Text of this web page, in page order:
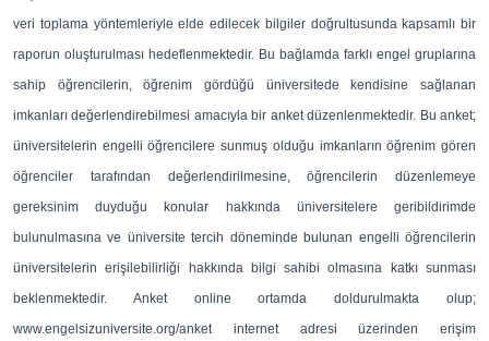
veri toplama yöntemleriyle elde edilecek bilgiler doğrultusunda kapsamlı bir
raporun oluşturulması hedeflenmektedir. Bu bağlamda farklı engel gruplarına
sahip öğrencilerin, öğrenim gördüğü üniversitede kendisine sağlanan
imkanları değerlendirebilmesi amacıyla bir anket düzenlenmektedir. Bu anket;
üniversitelerin engelli öğrencilere sunmuş olduğu imkanların öğrenim gören
öğrenciler tarafından değerlendirilmesine, öğrencilerin düzenlemeye
gereksinim duyduğu konular hakkında üniversitelere geribildirimde
bulunulmasına ve üniversite tercih döneminde bulunan engelli öğrencilerin
üniversitelerin erişilebilirliği hakkında bilgi sahibi olmasına katkı sunması
beklenmektedir. Anket online ortamda doldurulmakta olup;
www.engelsizuniversite.org/anket internet adresi üzerinden erişim